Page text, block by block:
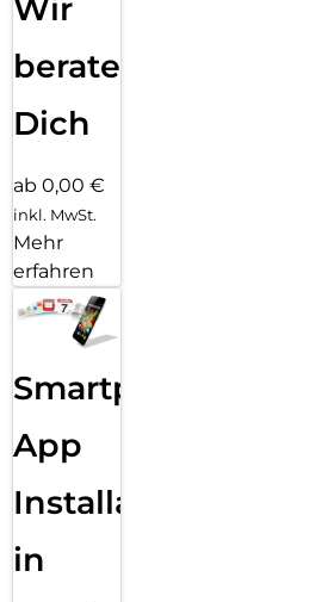
Wir
beraten
Dich
ab 0,00 €
inkl. MwSt.
Mehr
erfahren
Smartphone
App
Installation
in